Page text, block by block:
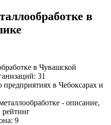
в
в Чувашской
31
в Чебоксарах и
- описание,
рейтинг
9